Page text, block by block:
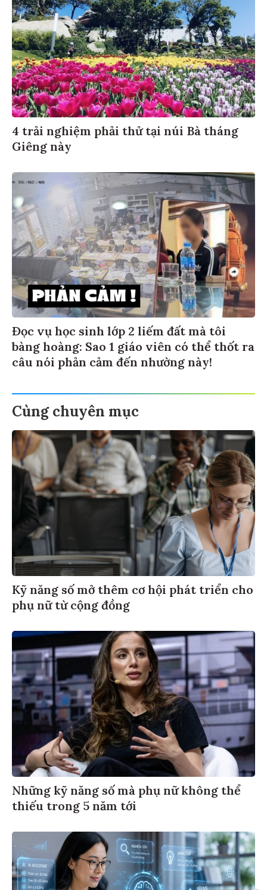
4 trải nghiệm phải thử tại núi Bà tháng
Giêng này
Đọc vụ học sinh lớp 2 liếm đất mà tôi
bàng hoàng: Sao 1 giáo viên có thể thốt ra
câu nói phản cảm đến nhường này!
Cùng chuyên mục
Kỹ năng số mở thêm cơ hội phát triển cho
phụ nữ từ cộng đồng
Những kỹ năng số mà phụ nữ không thể
thiếu trong 5 năm tới